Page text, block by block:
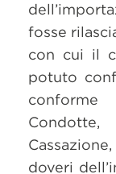
fosse
con cui il
potuto
conforme
doveri